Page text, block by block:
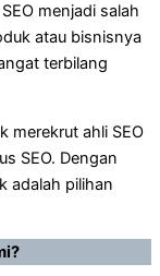
menjadi salah
atau bisnisnya
terbilang
merekrut ahli SEO
SEO. Dengan
adalah pilihan